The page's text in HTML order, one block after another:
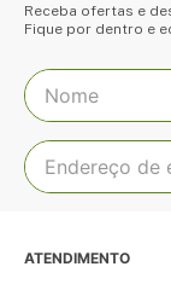
Receba ofertas e
Fique por dentro e
ATENDIMENTO